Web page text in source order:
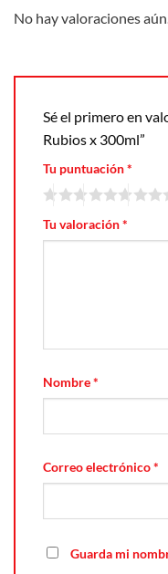
No hay valoraciones
Sé el primero en
Rubios x 300ml”
Tu puntuación*
Tu valoración*
Nombre*
Correo electrónico*
Guarda mi